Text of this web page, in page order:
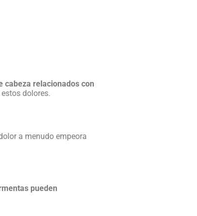
cabeza relacionados con
dolores.
a menudo empeora
pueden